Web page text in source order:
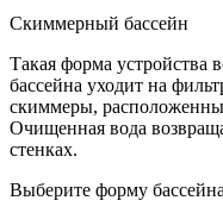
Скиммерный бассейн
Такая форма устройства
бассейна уходит на
скиммеры,
Очищенная вода
стенках.
Выберите форму бассейна